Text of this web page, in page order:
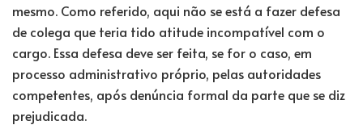
mesmo. Como referido, aqui não se está a fazer defesa
de colega que teria tido atitude incompatível com o
cargo. Essa defesa deve ser feita, se for o caso, em
processo administrativo próprio, pelas autoridades
competentes, após denúncia formal da parte que se diz
prejudicada.